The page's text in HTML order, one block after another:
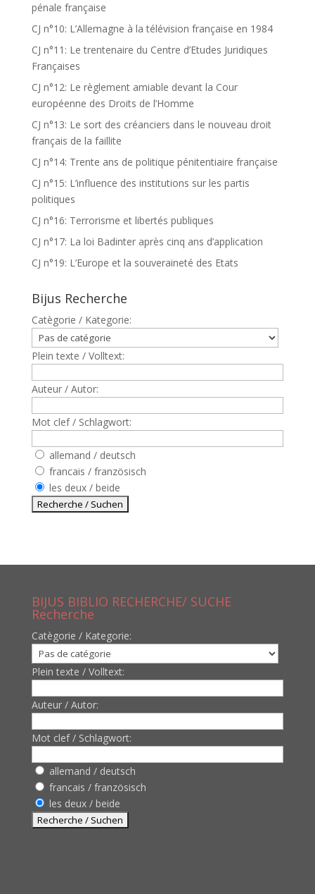
pénale française
CJ n°10: L’Allemagne à la télévision française en 1984
CJ n°11: Le trentenaire du Centre d’Etudes Juridiques
Françaises
CJ n°12: Le règlement amiable devant la Cour
européenne des Droits de l’Homme
CJ n°13: Le sort des créanciers dans le nouveau droit
français de la faillite
CJ n°14: Trente ans de politique pénitentiaire française
CJ n°15: L’influence des institutions sur les partis
politiques
CJ n°16: Terrorisme et libertés publiques
CJ n°17: La loi Badinter après cinq ans d’application
CJ n°19: L’Europe et la souveraineté des Etats
Bijus Recherche
Catègorie / Kategorie:
Plein texte / Volltext:
Auteur / Autor:
Mot clef / Schlagwort:
allemand / deutsch
francais / französisch
les deux / beide
BIJUS BIBLIO RECHERCHE/ SUCHE
Recherche
Catègorie / Kategorie:
Plein texte / Volltext:
Auteur / Autor:
Mot clef / Schlagwort:
allemand / deutsch
francais / französisch
les deux / beide